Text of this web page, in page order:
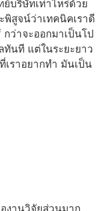
บริษัทเท่าไหร่ด้วย
พิสูจน์ว่าเทคนิคเราดี
กว่าจะออกมาเป็นโป
ทันที แต่ในระยะยาว
เราอยากทำ มันเป็น
งานวิจัยส่วนมาก